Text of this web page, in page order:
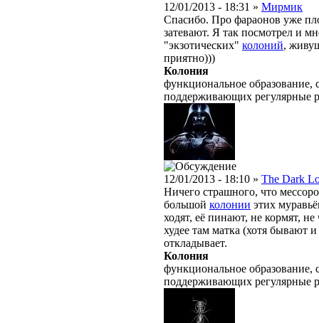
12/01/2013 - 18:31 » Мирмик
Спасибо. Про фараонов уже
затевают. Я так посмотрел и
"экзотических" колоний,
приятно)))
Колония
функциональное образование,
поддерживающих регулярные
12/01/2013 - 18:10 » The Dark
Ничего страшного, что
большой колонии этих
ходят, её пинают, не кормят,
худее там матка (хотя бывают
откладывает.
Колония
функциональное образование,
поддерживающих регулярные